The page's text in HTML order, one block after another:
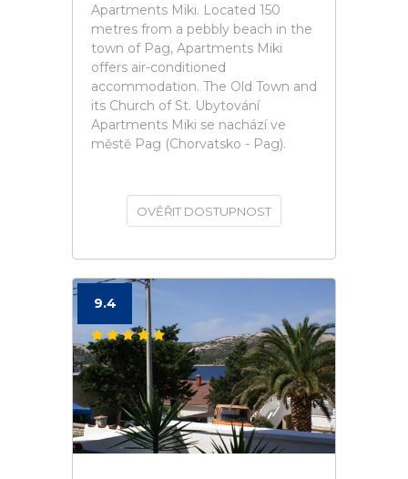
Apartments Miki. Located 150
metres from a pebbly beach in the
town of Pag, Apartments Miki
offers air-conditioned
accommodation. The Old Town and
its Church of St. Ubytování
Apartments Miki se nachází ve
městě Pag (Chorvatsko - Pag).
OVĚŘIT DOSTUPNOST
9.4